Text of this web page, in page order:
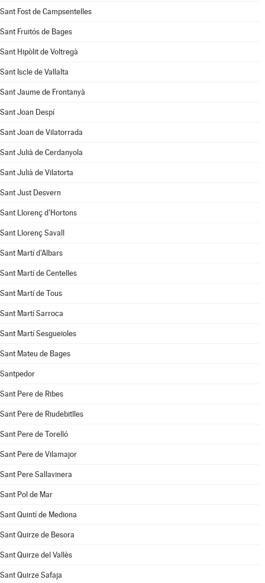
Sant Fost de Campsentelles
Sant Fruitós de Bages
Sant Hipòlit de Voltregà
Sant Iscle de Vallalta
Sant Jaume de Frontanyà
Sant Joan Despí
Sant Joan de Vilatorrada
Sant Julià de Cerdanyola
Sant Julià de Vilatorta
Sant Just Desvern
Sant Llorenç d'Hortons
Sant Llorenç Savall
Sant Martí d'Albars
Sant Martí de Centelles
Sant Martí de Tous
Sant Martí Sarroca
Sant Martí Sesgueioles
Sant Mateu de Bages
Santpedor
Sant Pere de Ribes
Sant Pere de Riudebitlles
Sant Pere de Torelló
Sant Pere de Vilamajor
Sant Pere Sallavinera
Sant Pol de Mar
Sant Quintí de Mediona
Sant Quirze de Besora
Sant Quirze del Vallès
Sant Quirze Safaja